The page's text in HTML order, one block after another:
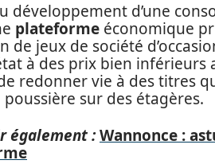
développement d’une
plateforme économique
de jeux de société
à des prix bien
redonner vie à des titres
sur des étagères.
également :Wannonce :